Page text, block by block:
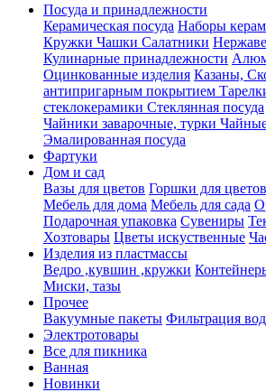
Посуда и принадлежности
Керамическая посуда Наборы
Кружки Чашки Салатники
Кулинарные принадлежности
Оцинкованные изделия Казаны,
антипригарным покрытием
стеклокерамики Стеклянная посуда
Чайники заварочные, турки
Эмалированная посуда
Фартуки
Дом и сад
Вазы для цветов Горшки для цветов
Мебель для дома Мебель для сада
Подарочная упаковка Сувениры
Хозтовары Цветы искуственные
Изделия из пластмассы
Ведро ,кувшин ,кружки
Миски, тазы
Прочее
Вакуумные пакеты Фильтрация
Электротовары
Все для пикника
Ванная
Новинки